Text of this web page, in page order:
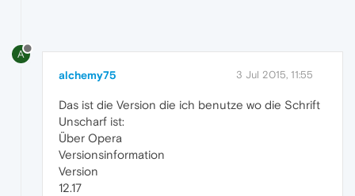
A
alchemy75 3 Jul 2015, 11:55
Das ist die Version die ich benutze wo die Schrift
Unscharf ist:
Über Opera
Versionsinformation
Version
12.17